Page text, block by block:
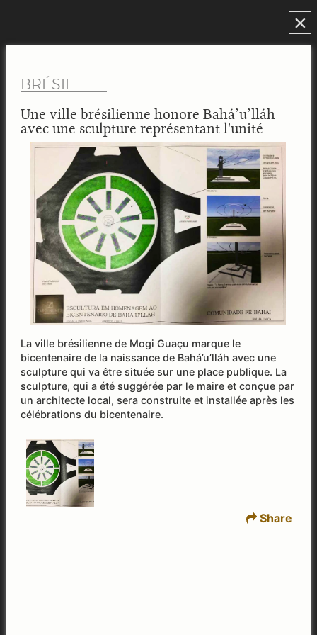
×
BRÉSIL
Une ville brésilienne honore Bahá’u’lláh
avec une sculpture représentant l'unité
La ville brésilienne de Mogi Guaçu marque le
bicentenaire de la naissance de Bahá’u’lláh avec une
sculpture qui va être située sur une place publique. La
sculpture, qui a été suggérée par le maire et conçue par
un architecte local, sera construite et installée après les
célébrations du bicentenaire.
Share